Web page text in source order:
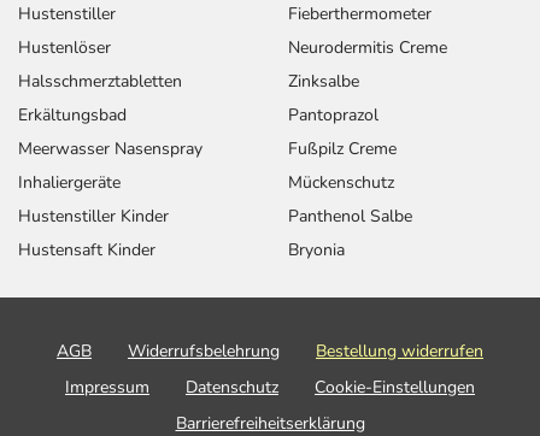
Hustenstiller
Hustenlöser
Halsschmerztabletten
Erkältungsbad
Meerwasser Nasenspray
Inhaliergeräte
Hustenstiller Kinder
Hustensaft Kinder
Fieberthermometer
Neurodermitis Creme
Zinksalbe
Pantoprazol
Fußpilz Creme
Mückenschutz
Panthenol Salbe
Bryonia
AGB Widerrufsbelehrung
Bestellung widerrufen
Impressum
Datenschutz
Cookie-Einstellungen
Barrierefreiheitserklärung